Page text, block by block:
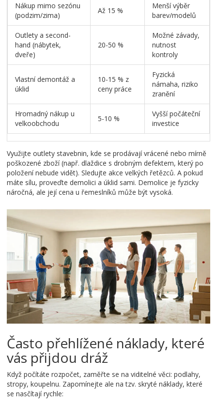
Nákup mimo sezónu
(podzim/zima)
Až 15 %
Menší výběr
barev/modelů
Outlety a second-
hand (nábytek,
dveře)
20-50 %
Možné závady,
nutnost
kontroly
Vlastní demontáž a
úklid
10-15 % z
ceny práce
Fyzická
námaha, riziko
zranění
Hromadný nákup u
velkoobchodu
5-10 %
Vyšší počáteční
investice
Využijte outlety stavebnin, kde se prodávají vrácené nebo mírně
poškozené zboží (např. dlaždice s drobným defektem, který po
položení nebude vidět). Sledujte akce velkých řetězců. A pokud
máte sílu, proveďte demolici a úklid sami. Demolice je fyzicky
náročná, ale její cena u řemeslníků může být vysoká.
Často přehlížené náklady, které
vás přijdou dráž
Když počítáte rozpočet, zaměřte se na viditelné věci: podlahy,
stropy, koupelnu. Zapomínejte ale na tzv. skryté náklady, které
se nasčítají rychle: